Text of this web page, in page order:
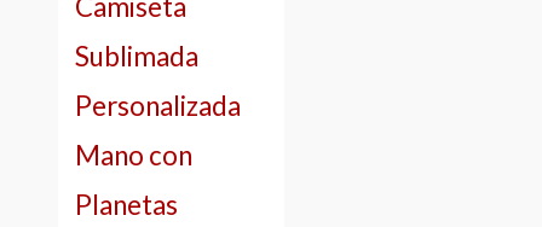
Sublimada
Personalizada
Mano con
Planetas
€28.00